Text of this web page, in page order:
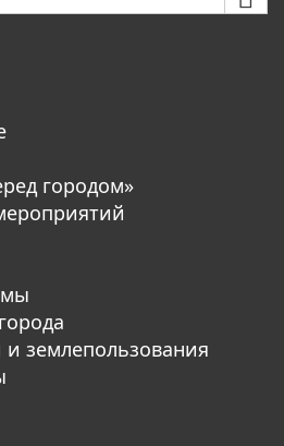
городом»
землепользования